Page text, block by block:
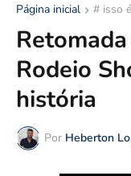
Página inicial # isso
Rodeio
história
Por Heberton